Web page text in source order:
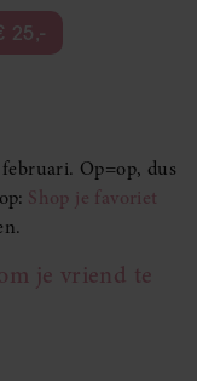
25,-
Op=op, dus
Shop je favoriet
je vriend te